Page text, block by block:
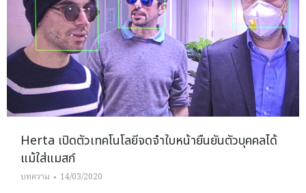
Herta เปิดตัวเทคโนโลยีจดจำใบหน้ายืนยันตัวบุคคลได้
แม้ใส่แมสก์
บทความ 14/03/2020